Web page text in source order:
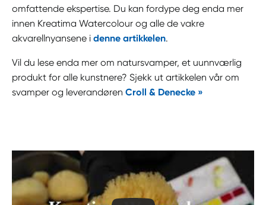
omfattende ekspertise. Du kan fordype deg enda mer
innen Kreatima Watercolour og alle de vakre
akvarellnyansene i denne artikkelen.
Vil du lese enda mer om natursvamper, et uunnværlig
produkt for alle kunstnere? Sjekk ut artikkelen vår om
svamper og leverandøren Croll & Denecke »